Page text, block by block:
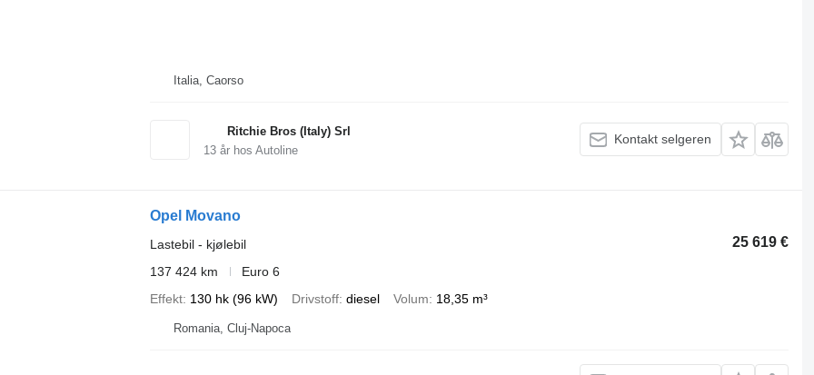
Italia, Caorso
Ritchie Bros (Italy) Srl
13år hos Autoline
Kontakt selgeren
Opel Movano
25 619 €
Lastebil - kjølebil
137 424 km
Euro 6
Effekt 130 hk (96 kW) Drivstoff diesel Volum 18,35 m³
Romania, Cluj-Napoca